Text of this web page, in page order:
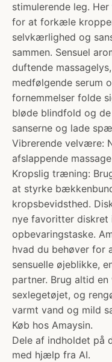
stimulerende leg.
for at forkæle
selvkærlighed og
sammen. Sensuel
duftende
medfølgende serum
fornemmelser folde
bløde blindfold og
sanserne og lade
Vibrerende velvære:
afslappende
Kropslig træning:
at styrke
kropsbevidsthed.
nye favoritter diskret
opbevaringstaske.
hvad du behøver for
sensuelle øjeblikke,
partner. Brug altid
sexlegetøjet, og
varmt vand og mild
Køb hos Amaysin.
Dele af indholdet på
med hjælp fra AI.